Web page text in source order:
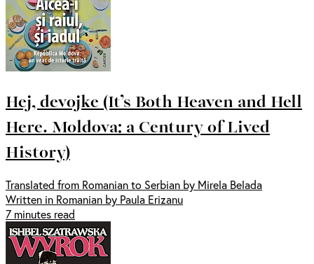
Hej, devojke (It’s Both Heaven and Hell
Here. Moldova: a Century of Lived
History)
Translated from Romanian to Serbian by Mirela Belada
Written in Romanian by Paula Erizanu
7 minutes read